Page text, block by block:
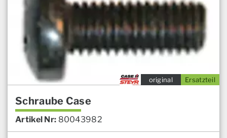
Ersatzteil
original
Schraube Case
Artikel Nr: 80043982